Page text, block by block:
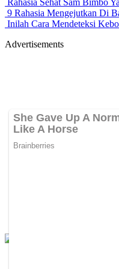
Rahasia Sehat Sam Bimbo
9 Rahasia Mengejutkan Di
Inilah Cara Mendeteksi
Advertisements